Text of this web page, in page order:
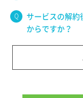
サービスの解
からですか？